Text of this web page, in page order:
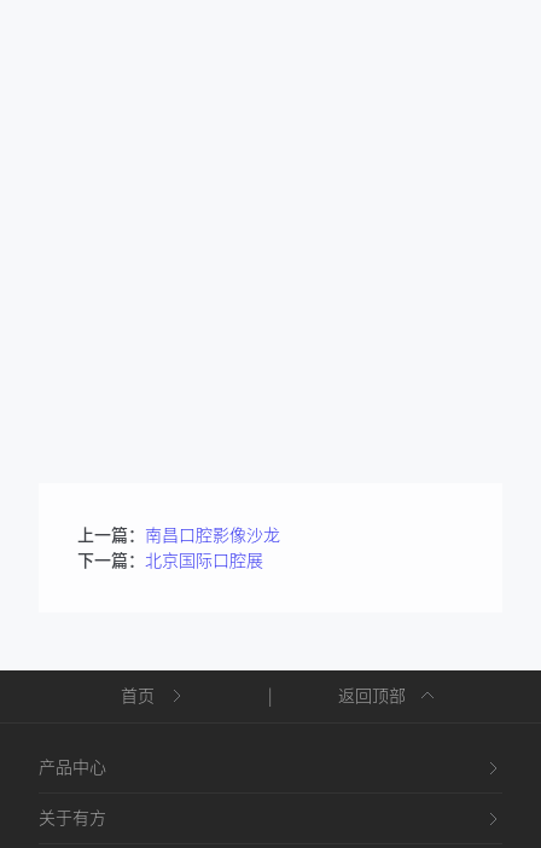
上一篇： 南昌口腔影像沙龙
下一篇： 北京国际口腔展
首页 返回顶部
产品中心
关于有方